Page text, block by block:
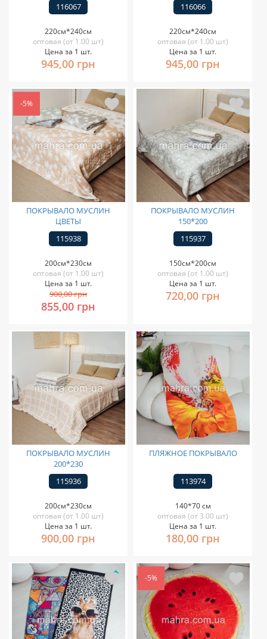
116067
220см*240см
оптовая (от 1.00 шт)
Цена за 1 шт.
945,00 грн
116066
220см*240см
оптовая (от 1.00 шт)
Цена за 1 шт.
945,00 грн
-5%
ПОКРЫВАЛО МУСЛИН
ЦВЕТЫ
115938
200см*230см
оптовая (от 1.00 шт)
Цена за 1 шт.
900,00 грн
855,00 грн
ПОКРЫВАЛО МУСЛИН
150*200
115937
150см*200см
оптовая (от 1.00 шт)
Цена за 1 шт.
720,00 грн
ПОКРЫВАЛО МУСЛИН
200*230
115936
200см*230см
оптовая (от 1.00 шт)
Цена за 1 шт.
900,00 грн
ПЛЯЖНОЕ ПОКРЫВАЛО
113974
140*70 см
оптовая (от 3.00 шт)
Цена за 1 шт.
180,00 грн
-5%